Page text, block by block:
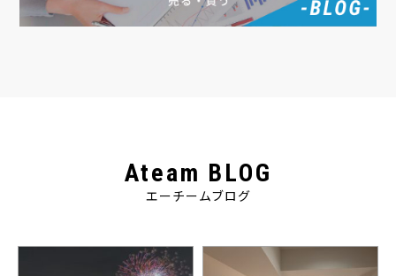
Ateam BLOG
エーチームブログ